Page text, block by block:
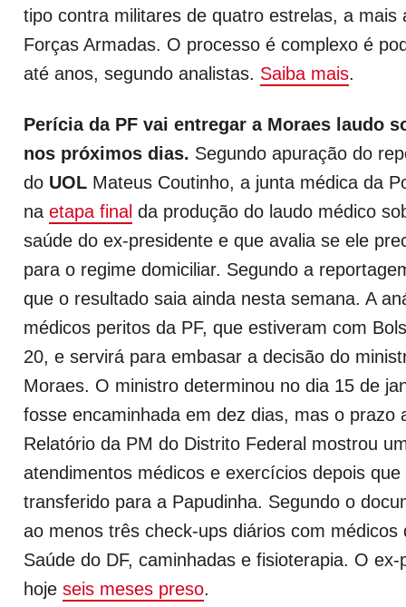
tipo contra militares de quatro estrelas, a mais
Forças Armadas. O processo é complexo é
até anos, segundo analistas. Saiba mais.
Perícia da PF vai entregar a Moraes laudo
nos próximos dias. Segundo apuração do
do UOL Mateus Coutinho, a junta médica da
na etapa final da produção do laudo médico
saúde do ex-presidente e que avalia se ele
para o regime domiciliar. Segundo a
que o resultado saia ainda nesta semana. A
médicos peritos da PF, que estiveram com
20, e servirá para embasar a decisão do
Moraes. O ministro determinou no dia 15 de
fosse encaminhada em dez dias, mas o prazo
Relatório da PM do Distrito Federal mostrou
atendimentos médicos e exercícios depois que
transferido para a Papudinha. Segundo o
ao menos três check-ups diários com médicos
Saúde do DF, caminhadas e fisioterapia. O
hoje seis meses preso.